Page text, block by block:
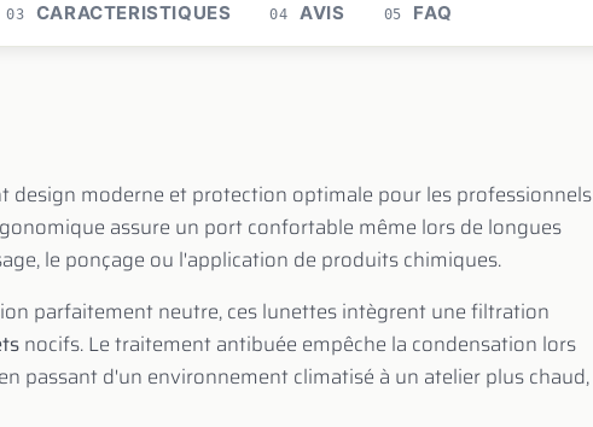
03 CARACTERISTIQUES 04 AVIS 05 FAQ
design moderne et protection optimale pour les professionnels
assure un port confortable même lors de longues
le ponçage ou l'application de produits chimiques.
parfaitement neutre, ces lunettes intègrent une filtration
nocifs. Le traitement antibuée empêche la condensation lors
passant d'un environnement climatisé à un atelier plus chaud,